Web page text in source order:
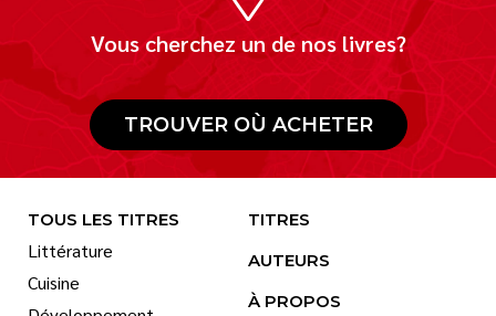
Vous cherchez un de nos livres?
TROUVER OÙ ACHETER
TOUS LES TITRES
Littérature
Cuisine
TITRES
AUTEURS
À PROPOS